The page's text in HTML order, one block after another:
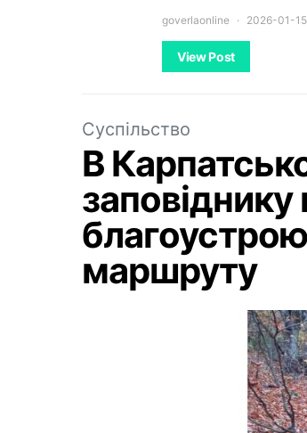
goverlaonline 2026-01-15
View Post
Суспільство
В
маршруту